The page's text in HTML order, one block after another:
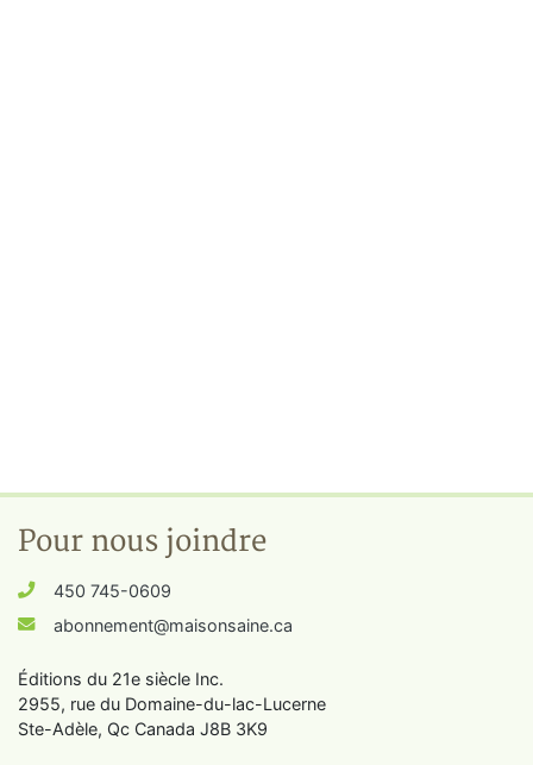
Pour nous joindre
450 745-0609
abonnement@maisonsaine.ca
Éditions du 21e siècle Inc.
2955, rue du Domaine-du-lac-Lucerne
Ste-Adèle, Qc Canada J8B 3K9